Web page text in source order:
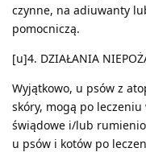
czynne, na adiuwanty
pomocniczą.
[u]4. DZIAŁANIA
Wyjątkowo, u psów z
skóry, mogą po
świądowe i/lub
u psów i kotów po